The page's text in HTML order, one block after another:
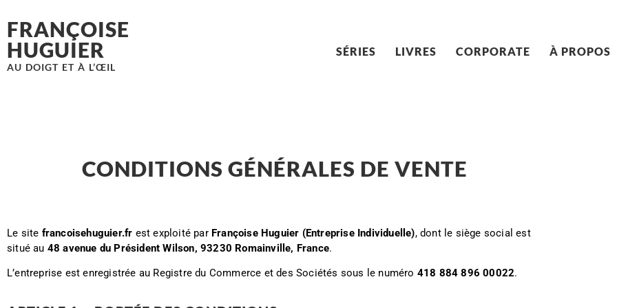
FRANÇOISE
HUGUIER
AU DOIGT ET À L’ŒIL
SÉRIES LIVRES CORPORATE À PROPOS
CONDITIONS GÉNÉRALES DE VENTE
Le site francoisehuguier.fr est exploité par Françoise Huguier (Entreprise Individuelle), dont le siège social est
situé au 48 avenue du Président Wilson, 93230 Romainville, France.
L’entreprise est enregistrée au Registre du Commerce et des Sociétés sous le numéro 418 884 896 00022.